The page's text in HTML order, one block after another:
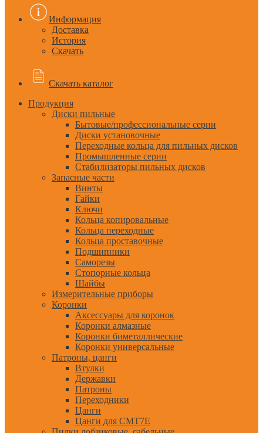
Информация
Доставка
История
Скачать
Скачать каталог
Продукция
Диски пильные
Бытовые/профессиональные серии
Диски установочные
Переходные кольца для пильных дисков
Промышленные серии
Стабилизаторы пильных дисков
Запасные части
Винты
Гайки
Ключи
Кольца копировальные
Кольца переходные
Кольца проставочные
Подшипники
Саморезы
Стопорные кольца
Шайбы
Измерительные приборы
Коронки
Аксессуары для коронок
Коронки алмазные
Коронки биметаллические
Коронки универсальные
Патроны, цанги
Втулки
Державки
Патроны
Переходники
Цанги
Цанги для CMT7E